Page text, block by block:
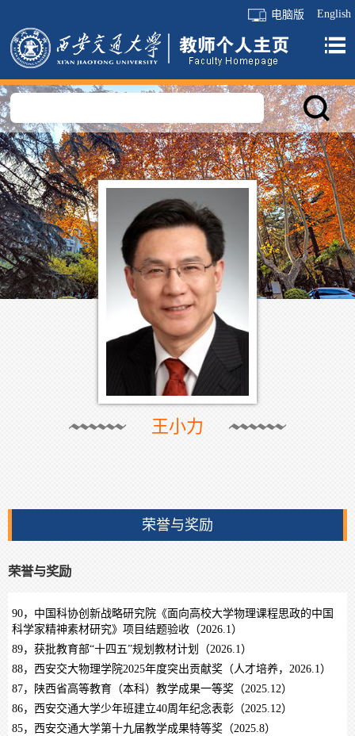
English
王小力
荣誉与奖励
荣誉与奖励
90，中国科协创新战略研究院《面向高校大学物理课程思政的中国
科学家精神素材研究》项目结题验收（2026.1）
89，获批教育部“十四五”规划教材计划（2026.1）
88，西安交大物理学院2025年度突出贡献奖（人才培养，2026.1）
87，陕西省高等教育（本科）教学成果一等奖（2025.12）
86，西安交通大学少年班建立40周年纪念表彰（2025.12）
85，西安交通大学第十九届教学成果特等奖（2025.8）
电脑版